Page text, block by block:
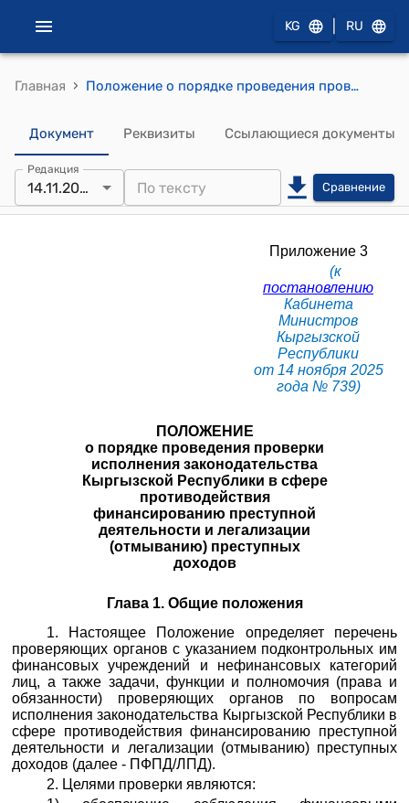
KG RU
Главная › Положение о порядке проведения проверки исполнения законодательства Кыргызской Республики в сфере противодействия финансированию преступной деятельности и легализации (отмыванию) преступных доходов (Приложение 3 к постановлению Кабинета Министров КР от 14 ноября 2025 года № 739)
Документ Реквизиты Ссылающиеся документы
Редакция
14.11.2025 Сравнение